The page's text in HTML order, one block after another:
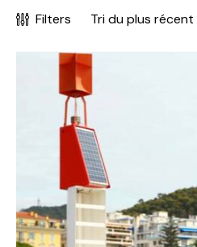
Filters